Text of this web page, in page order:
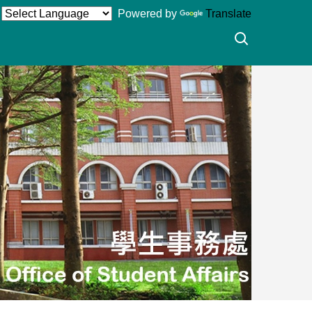
Powered by Translate